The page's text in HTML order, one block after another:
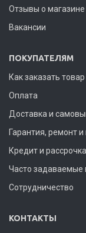
Отзывы о магазине
Вакансии
ПОКУПАТЕЛЯМ
Как заказать товар
Оплата
Доставка и
Гарантия, ремонт и
Кредит и рассрочка
Часто задаваемые
Сотрудничество
КОНТАКТЫ